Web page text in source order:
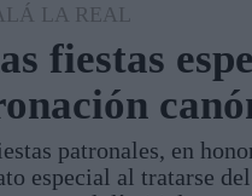
Portada Jaén Provincia
LA REAL
fiestas
patronales, en
especial al tratarse